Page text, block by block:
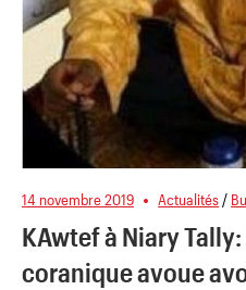
14 novembre 2019 Actualités /
KAwtef à Niary
coranique avoue